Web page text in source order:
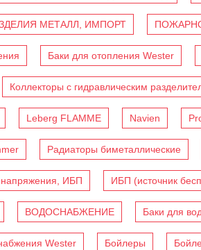
МЕТАЛЛ, ИМПОРТ
Баки для отопления Wester
Коллекторы с гидравлическим
Leberg FLAMME Navien
Радиаторы биметаллические
ИБП ИБП (источник
ВОДОСНАБЖЕНИЕ Баки для
Wester Бойлеры